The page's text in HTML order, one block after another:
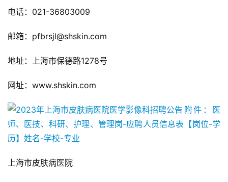
电话：021-36803009
邮箱：pfbrsjl@shskin.com
地址：上海市保德路1278号
网址：www.shskin.com
附件：医
师、医技、科研、护理、管理岗-应聘人员信息表【岗位-学
历】姓名-学校-专业
上海市皮肤病医院